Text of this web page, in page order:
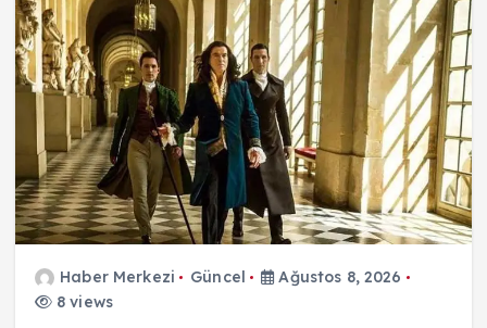
Haber Merkezi Güncel
Ağustos 8, 2026
8 views